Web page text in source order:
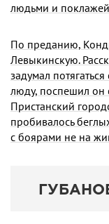
людьми и
По преданию,
Левыкинскую.
задумал
люду, поспешил он
Пристанский
пробивалось
с боярами не на